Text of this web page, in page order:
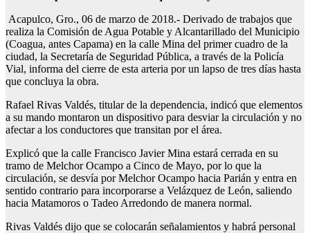
Acapulco, Gro., 06 de marzo de 2018.- Derivado de trabajos que
realiza la Comisión de Agua Potable y Alcantarillado del Municipio
(Coagua, antes Capama) en la calle Mina del primer cuadro de la
ciudad, la Secretaría de Seguridad Pública, a través de la Policía
Vial, informa del cierre de esta arteria por un lapso de tres días hasta
que concluya la obra.
Rafael Rivas Valdés, titular de la dependencia, indicó que elementos
a su mando montaron un dispositivo para desviar la circulación y no
afectar a los conductores que transitan por el área.
Explicó que la calle Francisco Javier Mina estará cerrada en su
tramo de Melchor Ocampo a Cinco de Mayo, por lo que la
circulación, se desvía por Melchor Ocampo hacia Parián y entra en
sentido contrario para incorporarse a Velázquez de León, saliendo
hacia Matamoros o Tadeo Arredondo de manera normal.
Rivas Valdés dijo que se colocarán señalamientos y habrá personal